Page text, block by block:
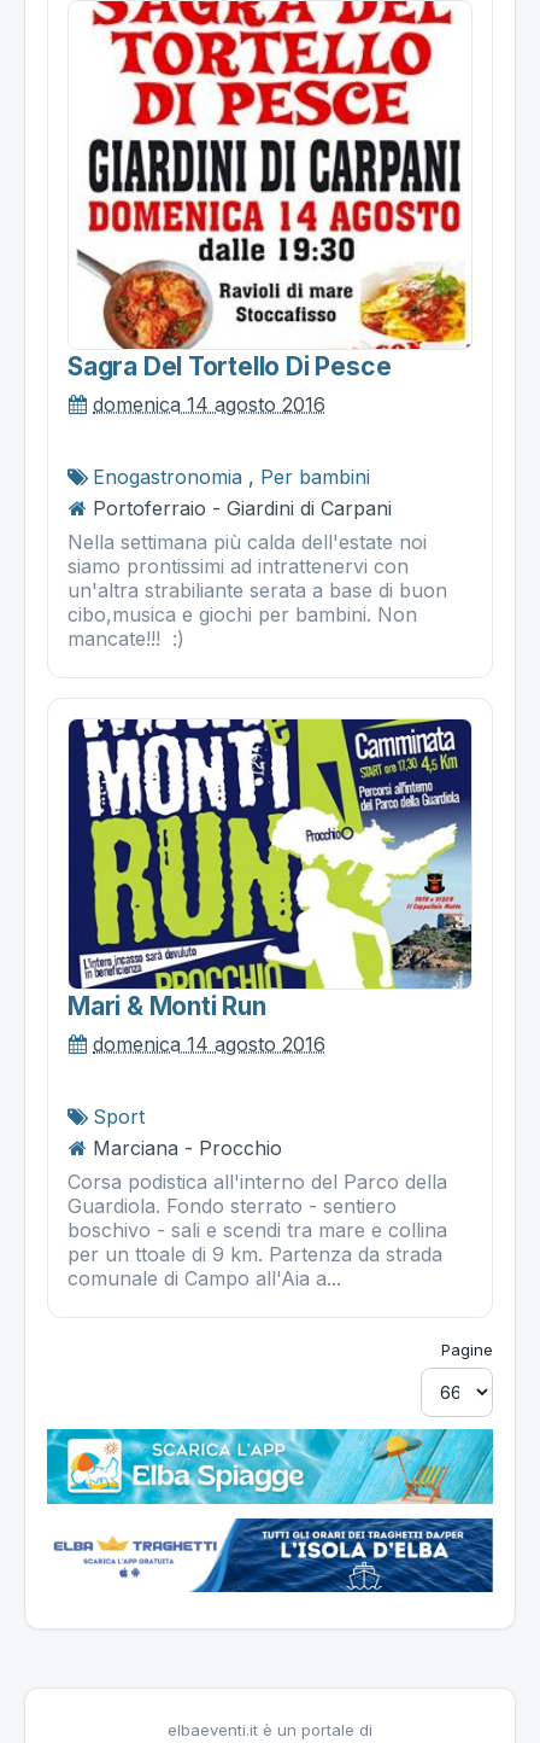
Sagra Del Tortello Di Pesce
domenica 14 agosto 2016
Enogastronomia , Per bambini
Portoferraio - Giardini di Carpani
Nella settimana più calda dell'estate noi
siamo prontissimi ad intrattenervi con
un'altra strabiliante serata a base di buon
cibo,musica e giochi per bambini. Non
mancate!!! :)
Mari & Monti Run
domenica 14 agosto 2016
Sport
Marciana - Procchio
Corsa podistica all'interno del Parco della
Guardiola. Fondo sterrato - sentiero
boschivo - sali e scendi tra mare e collina
per un ttoale di 9 km. Partenza da strada
comunale di Campo all'Aia a...
Pagine
elbaeventi.it è un portale di